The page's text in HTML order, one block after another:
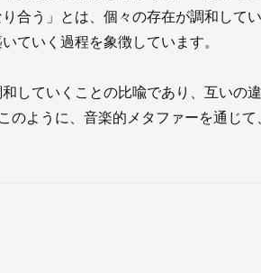
合う」とは、個々の存在が調和して
ていく過程を象徴しています。
していくことの比喩であり、互いの
のように、音楽的メタファーを通じ